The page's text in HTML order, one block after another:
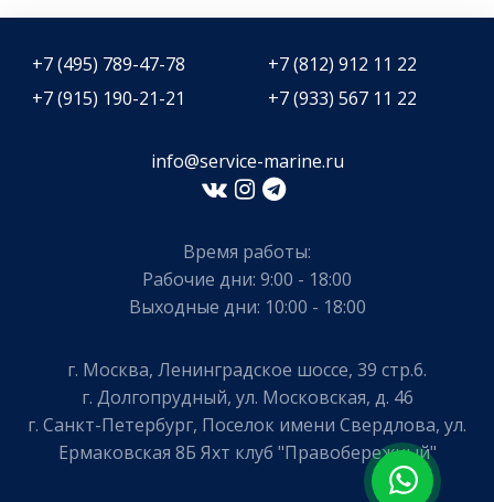
+7 (495) 789-47-78
+7 (812) 912 11 22
+7 (915) 190-21-21
+7 (933) 567 11 22
info@service-marine.ru​​
Время работы:
Рабочие дни: 9:00 - 18:00
Выходные дни: 10:00 - 18:00
г. Москва, Ленинградское шоссе, 39 стр.6.
г. Долгопрудный, ул. Московская, д. 46
г. Санкт-Петербург, Поселок имени Свердлова, ул.
Ермаковская 8Б Яхт клуб "Правобережный"